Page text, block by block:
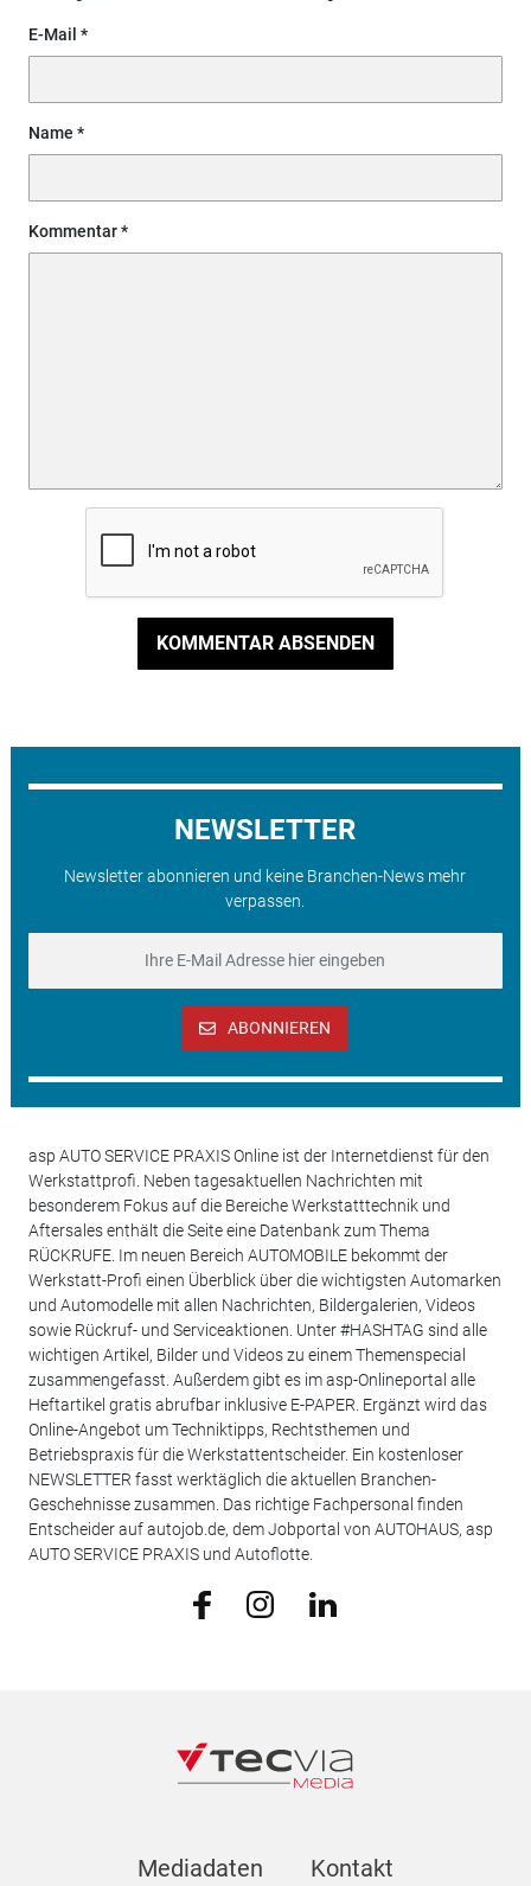
E-Mail
Name
Kommentar
KOMMENTAR ABSENDEN
NEWSLETTER
Newsletter abonnieren und keine Branchen-News mehr
verpassen.
ABONNIEREN
asp AUTO SERVICE PRAXIS Online ist der Internetdienst für den
Werkstattprofi. Neben tagesaktuellen Nachrichten mit
besonderem Fokus auf die Bereiche Werkstatttechnik und
Aftersales enthält die Seite eine Datenbank zum Thema
RÜCKRUFE. Im neuen Bereich AUTOMOBILE bekommt der
Werkstatt-Profi einen Überblick über die wichtigsten Automarken
und Automodelle mit allen Nachrichten, Bildergalerien, Videos
sowie Rückruf- und Serviceaktionen. Unter #HASHTAG sind alle
wichtigen Artikel, Bilder und Videos zu einem Themenspecial
zusammengefasst. Außerdem gibt es im asp-Onlineportal alle
Heftartikel gratis abrufbar inklusive E-PAPER. Ergänzt wird das
Online-Angebot um Techniktipps, Rechtsthemen und
Betriebspraxis für die Werkstattentscheider. Ein kostenloser
NEWSLETTER fasst werktäglich die aktuellen Branchen-
Geschehnisse zusammen. Das richtige Fachpersonal finden
Entscheider auf autojob.de, dem Jobportal von AUTOHAUS, asp
AUTO SERVICE PRAXIS und Autoflotte.
Mediadaten Kontakt